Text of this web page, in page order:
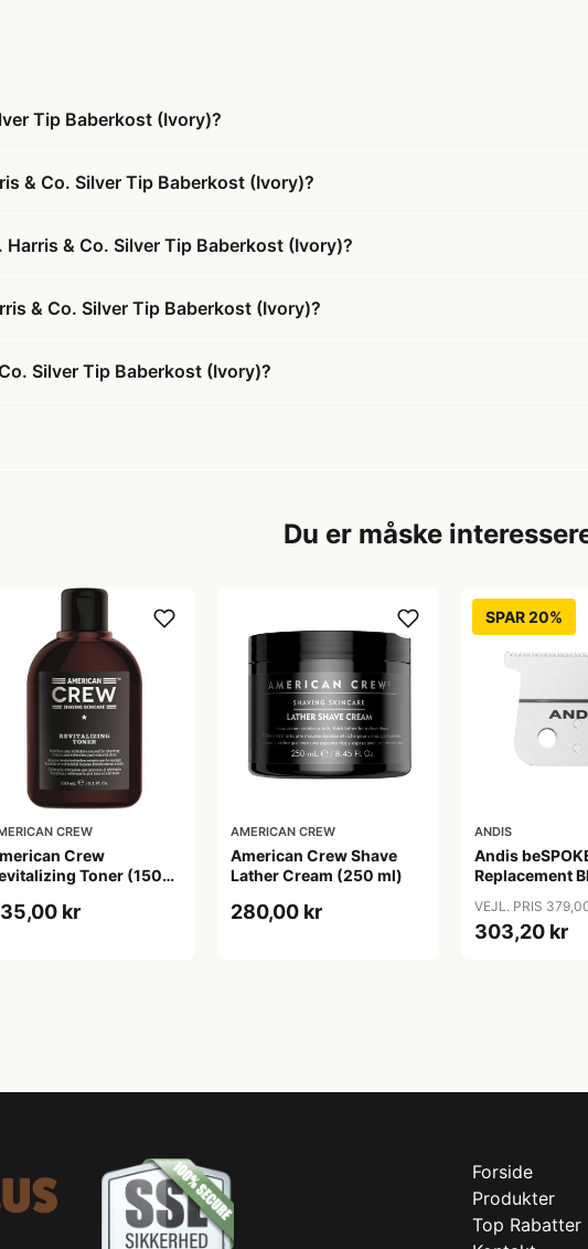
Tip Baberkost (Ivory)?
& Co. Silver Tip Baberkost (Ivory)?
& Co. Silver Tip Baberkost (Ivory)?
& Co. Silver Tip Baberkost (Ivory)?
Silver Tip Baberkost (Ivory)?
Du er måske
CREW
Crew
Toner (150
kr
AMERICAN CREW
American Crew Shave
Lather Cream (250 ml)
280,00 kr
SPAR 20%
ANDIS
Andis
Replacement
VEJL. PRIS
303,20 kr
Forside
Produkter
Top Rabatter